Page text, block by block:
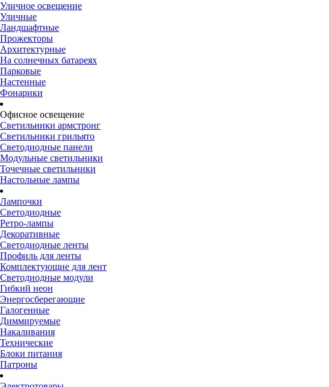
Уличное освещение
Уличные
Ландшафтные
Прожекторы
Архитектурные
На солнечных батареях
Парковые
Настенные
Фонарики
Офисное освещение
Светильники армстронг
Светильники грильято
Светодиодные панели
Модульные светильники
Точечные светильники
Настольные лампы
Лампочки
Светодиодные
Ретро-лампы
Декоративные
Светодиодные ленты
Профиль для ленты
Комплектующие для лент
Светодиодные модули
Гибкий неон
Энергосберегающие
Галогенные
Диммируемые
Накаливания
Технические
Блоки питания
Патроны